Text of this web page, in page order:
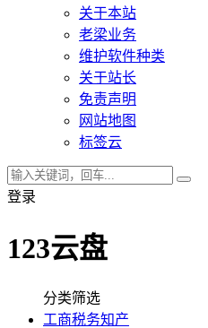
关于本站
老梁业务
维护软件种类
关于站长
免责声明
网站地图
标签云
登录
123云盘
分类筛选
工商税务知产